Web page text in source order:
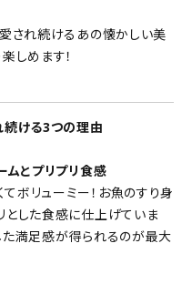
され続けるあの懐かしい美
しめます！
続ける3つの理由
ムとプリプリ食感
ボリューミー！お魚のすり身
とした食感に仕上げていま
た満足感が得られるのが最大